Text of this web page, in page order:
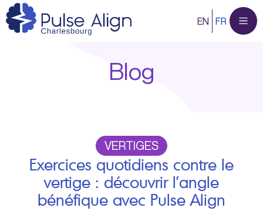
Aller
au
EN FR
Blog
VERTIGES
Exercices quotidiens contre le
vertige : découvrir l’angle
bénéfique avec Pulse Align